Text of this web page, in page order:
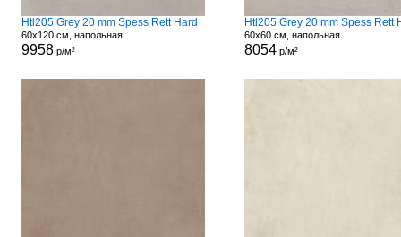
Htl205 Grey 20 mm Spess Rett Hard
60x120 см, напольная
9958р/м²
Htl205 Grey 20 mm Spess Rett
60x60 см, напольная
8054р/м²